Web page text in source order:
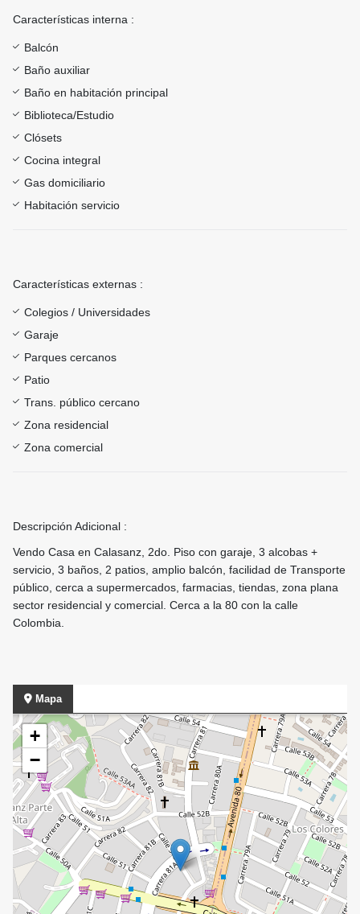
Características interna :
Balcón
Baño auxiliar
Baño en habitación principal
Biblioteca/Estudio
Clósets
Cocina integral
Gas domiciliario
Habitación servicio
Características externas :
Colegios / Universidades
Garaje
Parques cercanos
Patio
Trans. público cercano
Zona residencial
Zona comercial
Descripción Adicional :
Vendo Casa en Calasanz, 2do. Piso con garaje, 3 alcobas +
servicio, 3 baños, 2 patios, amplio balcón, facilidad de Transporte
público, cerca a supermercados, farmacias, tiendas, zona plana
sector residencial y comercial. Cerca a la 80 con la calle
Colombia.
Mapa
+
−